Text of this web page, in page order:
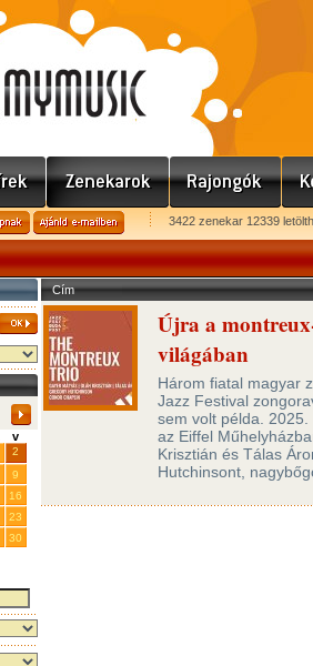
3422 zenekar 12339
v
2
9
16
23
30
Cím
Újra a
világában
Három fiatal magyar
Jazz Festival
sem volt példa.
az Eiffel
Krisztián és Tálas
Hutchinsont,